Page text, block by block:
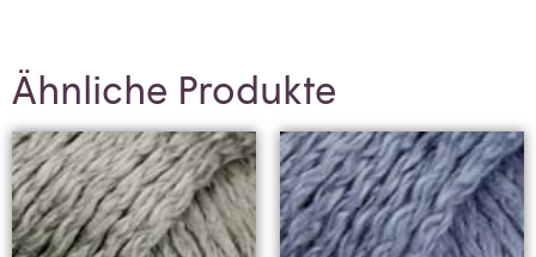
Ähnliche Produkte